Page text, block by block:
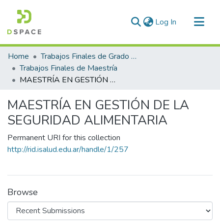
Log In (current)
Communities & Collections
All of DSpace
Statistics
Home
Trabajos Finales de Grado y Posgrado
Trabajos Finales de Maestría
MAESTRÍA EN GESTIÓN DE LA SEGURIDAD ALIMENTARIA
MAESTRÍA EN GESTIÓN DE LA
SEGURIDAD ALIMENTARIA
Permanent URI for this collection
http://rid.isalud.edu.ar/handle/1/257
Browse